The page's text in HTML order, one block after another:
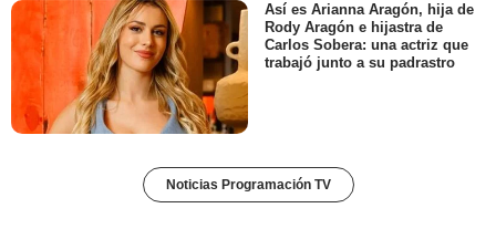
Así es Arianna Aragón, hija de
Rody Aragón e hijastra de
Carlos Sobera: una actriz que
trabajó junto a su padrastro
Noticias Programación TV